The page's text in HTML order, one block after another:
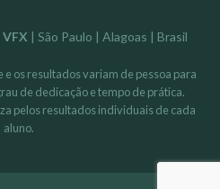
| São Paulo | Alagoas | Brasil
os resultados variam de pessoa para
de dedicação e tempo de prática.
pelos resultados individuais de cada
aluno.